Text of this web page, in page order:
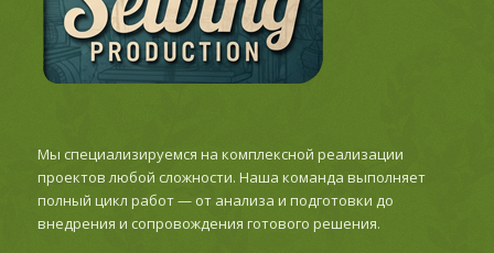
Мы специализируемся на комплексной реализации
проектов любой сложности. Наша команда выполняет
полный цикл работ — от анализа и подготовки до
внедрения и сопровождения готового решения.